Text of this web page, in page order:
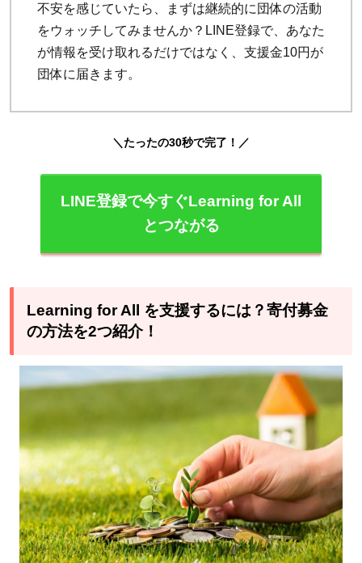
不安を感じていたら、まずは継続的に団体の活動
をウォッチしてみませんか？LINE登録で、あなた
が情報を受け取れるだけではなく、支援金10円が
団体に届きます。
＼たったの30秒で完了！／
LINE登録で今すぐLearning for All
とつながる
Learning for All を支援するには？寄付募金
の方法を2つ紹介！